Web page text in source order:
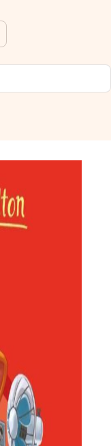
ontvang
op te nemen, in